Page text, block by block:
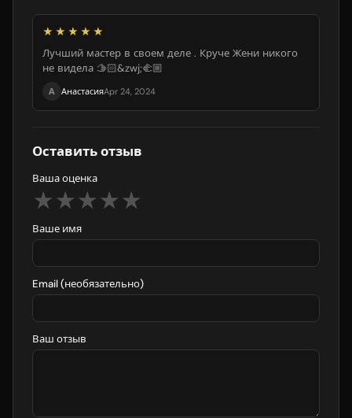
★★★★★
Лучший мастер в своем деле . Круче Жени никого
не видела 🫱🏻&zwj;🫲🏼
А АнастасияApr 24, 2024
Оставить отзыв
Ваша оценка
★
★
★
★
★
Ваше имя
Email (необязательно)
Ваш отзыв